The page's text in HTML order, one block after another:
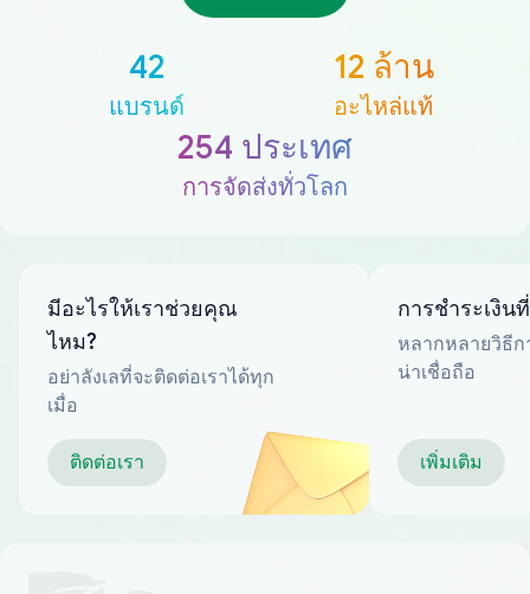
42
แบรนด์
12 ล้าน
อะไหล่แท้
254 ประเทศ
การจัดส่งทั่วโลก
มีอะไรให้เราช่วยคุณ
ไหม?
อย่าลังเลที่จะติดต่อเราได้ทุก
เมื่อ
ติดต่อเรา
การชำระเงิน
หลากหลายวิธีก
น่าเชื่อถือ
เพิ่มเติม